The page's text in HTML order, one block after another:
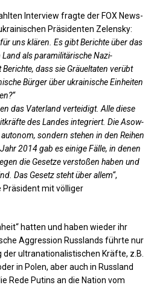
Interview fragte der FOX News-
Präsidenten Zelensky:
uns klären. Es gibt Berichte über das
als paramilitärische Nazi-
dass sie Gräueltaten verübt
Bürger über ukrainische Einheiten
das Vaterland verteidigt. Alle diese
des Landes integriert. Die Asow-
sondern stehen in den Reihen
2014 gab es einige Fälle, in denen
die Gesetze verstoßen haben und
Das Gesetz steht über allem“,
mit völliger
hatten und haben wieder ihr
Aggression Russlands führte nur
ultranationalistischen Kräfte, z.B.
in Polen, aber auch in Russland
Rede Putins an die Nation vom